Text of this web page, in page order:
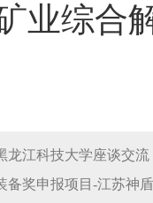
业综合
龙江科技大学座谈交流